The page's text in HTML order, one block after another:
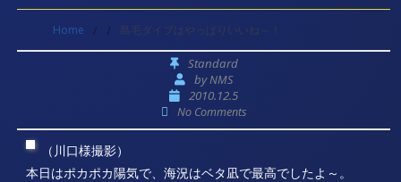
Home / / 島毛ダイブはやっぱりいいね～！
Standard
byNMS
2010.12.5
No Comments
（川口様撮影）
本日はポカポカ陽気で、海況はベタ凪で最高でしたよ～。